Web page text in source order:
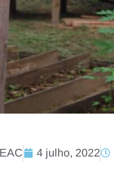
4 julho, 2022